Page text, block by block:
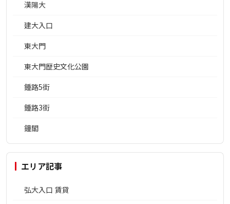
漢陽大
建大入口
東大門
東大門歴史文化公園
鍾路5街
鍾路3街
鐘閣
エリア記事
弘大入口 賃貸